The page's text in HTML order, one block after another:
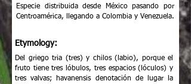
Especie distribuida desde México pasando por
Centroamérica, llegando a Colombia y Venezuela.
Etymology:
Del griego tria (tres) y chilos (labio), porque el
fruto tiene tres lóbulos, tres espacios (lóculos) y
tres valvas; havanensis denotación de lugar la